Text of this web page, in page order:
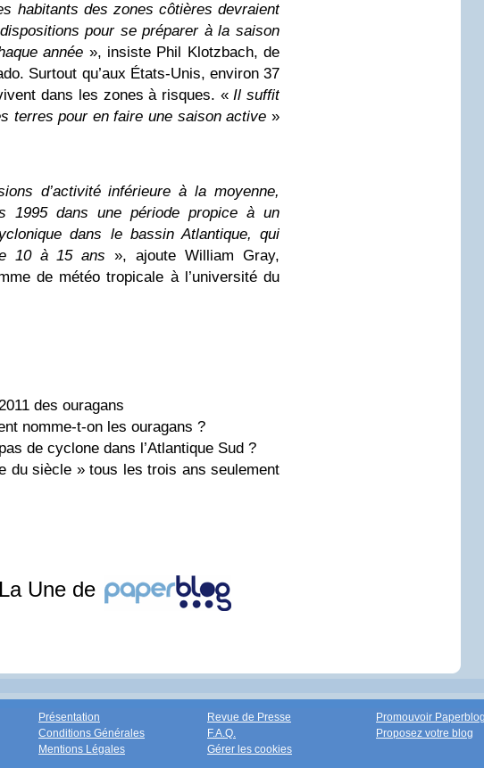
habitants des zones côtières devraient
pour se préparer à la saison
année », insiste Phil Klotzbach, de
Surtout qu’aux États-Unis, environ 37
dans les zones à risques. «Il suffit
terres pour en faire une saison active »
d’activité inférieure à la moyenne,
1995 dans une période propice à un
dans le bassin Atlantique, qui
10 à 15 ans », ajoute William Gray,
de météo tropicale à l’université du
des ouragans
nomme-t-on les ouragans ?
de cyclone dans l’Atlantique Sud ?
du siècle » tous les trois ans seulement
Une de
Présentation
Conditions Générales
Mentions Légales
Revue de Presse
F.A.Q.
Gérer les cookies
Promouvoir Paperblog
Proposez votre blog